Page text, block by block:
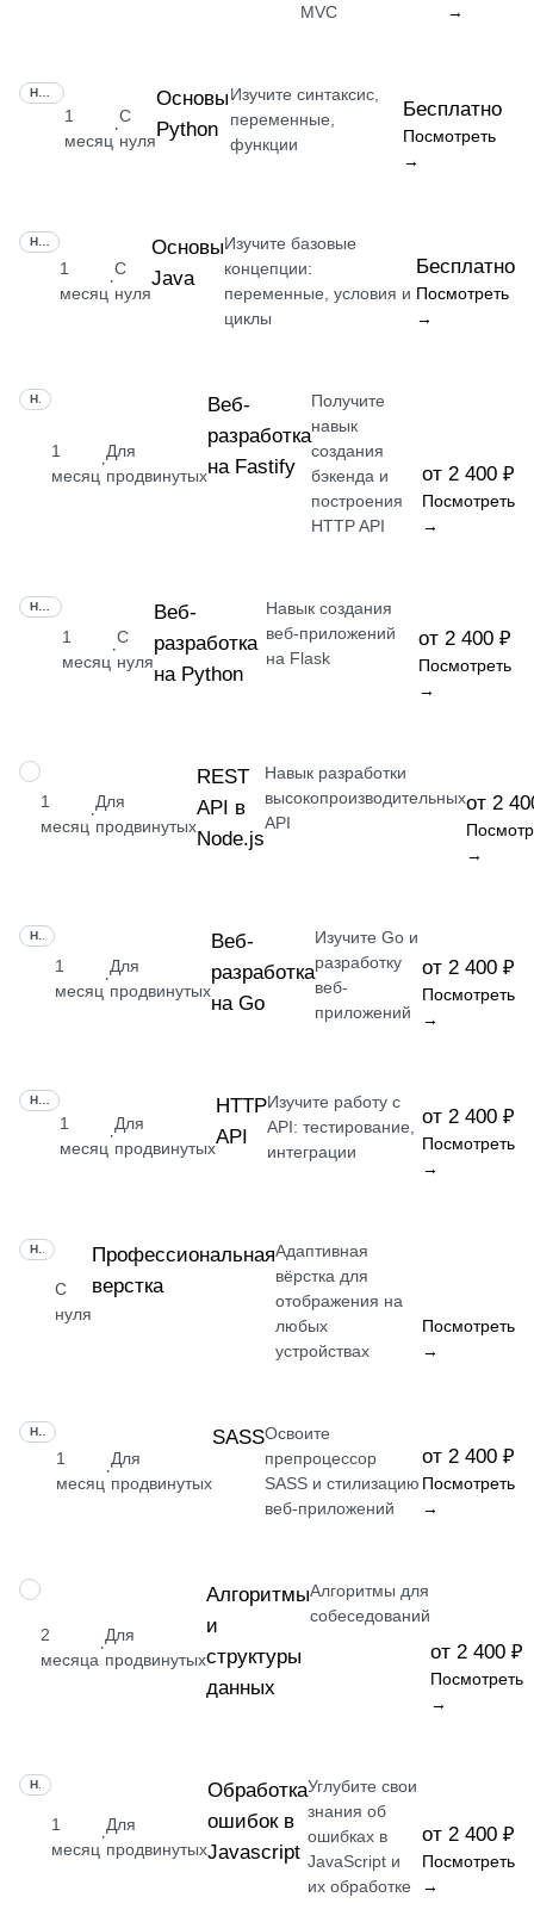
MVC →
1
месяц
·
С
нуля
Основы
Python
Изучите синтаксис,
переменные,
функции
Бесплатно
Посмотреть
→
1
месяц
·
С
нуля
Основы
Java
Изучите базовые
концепции:
переменные, условия и
циклы
Бесплатно
Посмотреть
→
НАВЫК
1
месяц
·
Для
продвинутых
Веб-
разработка
на Fastify
Получите
навык
создания
бэкенда и
построения
HTTP API
от 2 400 ₽
Посмотреть
→
1
месяц
·
С
нуля
Веб-
разработка
на Python
Навык создания
веб-приложений
на Flask
от 2 400 ₽
Посмотреть
→
НАВЫК
1
месяц
·
Для
продвинутых
REST
API в
Node.js
Навык разработки
высокопроизводительных
API
от 2
→
1
месяц
·
Для
продвинутых
Веб-
разработка
на Go
Изучите Go и
разработку
веб-
приложений
от 2 400 ₽
Посмотреть
→
1
месяц
·
Для
продвинутых
HTTP
API
Изучите работу с
API: тестирование,
интеграции
от 2 400 ₽
Посмотреть
→
С
нуля
Профессиональная
верстка
Адаптивная
вёрстка для
отображения на
любых
устройствах
Посмотреть
→
1
месяц
·
Для
продвинутых
SASSОсвоите
препроцессор
SASS и стилизацию
веб-приложений
от 2 400 ₽
Посмотреть
→
НАВЫК
2
месяца
·
Для
продвинутых
Алгоритмы
и
структуры
данных
Алгоритмы для
собеседований
от 2 400 ₽
Посмотреть
→
НАВЫК
1
месяц
·
Для
продвинутых
Обработка
ошибок в
Javascript
Углубите свои
знания об
ошибках в
JavaScript и
их обработке
от 2 400 ₽
Посмотреть
→